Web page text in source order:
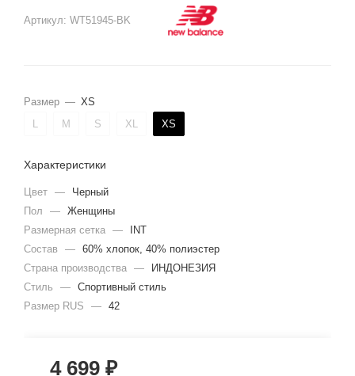
Артикул: WT51945-BK
Размер — XS
L
M S XL XS
Характеристики
Цвет —
Черный
Пол
— Женщины
Размерная сетка —
INT
Состав
— 60% хлопок, 40% полиэстер
Страна производства —
ИНДОНЕЗИЯ
Стиль
— Спортивный стиль
Размер RUS
— 42
4 699 ₽